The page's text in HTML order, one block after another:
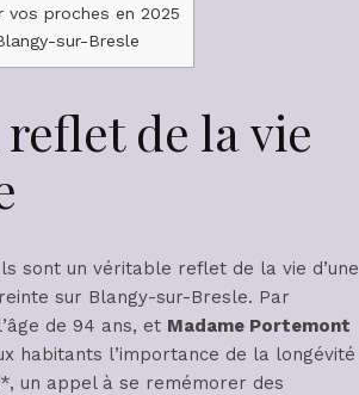
vos proches en 2025
sur-Bresle
reflet de la vie
sont un véritable reflet de la vie d’une
sur Blangy-sur-Bresle. Par
de 94 ans, et Madame Portemont
habitants l’importance de la longévité
un appel à se remémorer des